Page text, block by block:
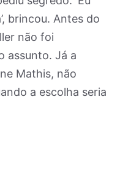
brincou. Antes do
não foi
assunto. Já a
Mathis, não
a escolha seria